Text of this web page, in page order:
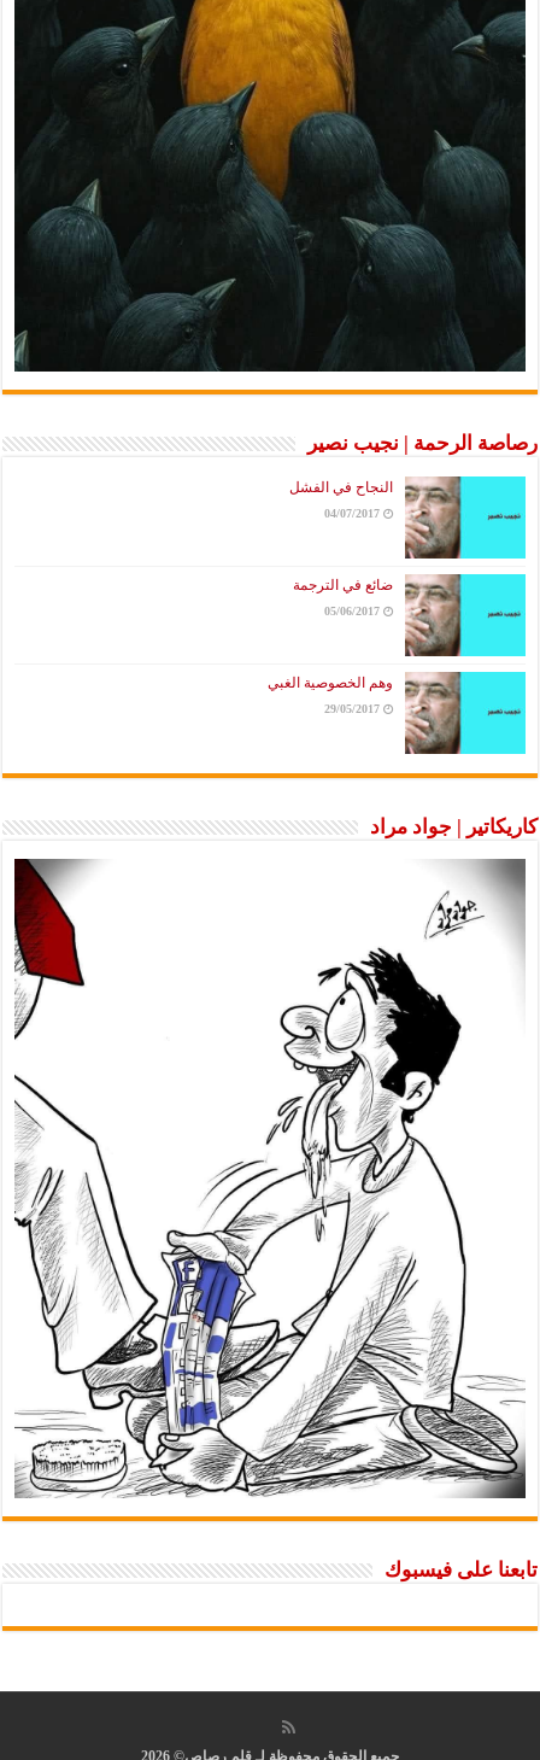
رصاصة الرحمة | نجيب نصير
النجاح في الفشل
04/07/2017
ضائع في الترجمة
05/06/2017
وهم الخصوصية الغبي
29/05/2017
كاريكاتير | جواد مراد
تابعنا على فيسبوك
جميع الحقوق محفوظة لـ قلم رصاص© 2026